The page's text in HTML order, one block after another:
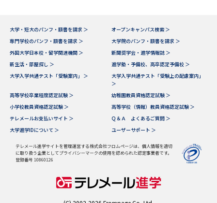
大学・短大のパンフ・願書を請求 ＞
オープンキャンパス検索 ＞
専門学校のパンフ・願書を請求 ＞
大学院のパンフ・願書を請求 ＞
外国大学日本校・留学関連機関 ＞
新聞奨学会・進学情報誌 ＞
新生活・部屋探し ＞
進学塾・予備校、高卒認定予備校 ＞
大学入学共通テスト「受験案内」 ＞
大学入学共通テスト「受験上の配慮案内」
＞
高等学校卒業程度認定試験 ＞
幼稚園教員資格認定試験 ＞
小学校教員資格認定試験 ＞
高等学校（情報）教員資格認定試験 ＞
テレメールお支払いサイト ＞
Ｑ＆Ａ よくあるご質問 ＞
大学進学IDについて ＞
ユーザーサポート ＞
テレメール進学サイトを管理運営する株式会社フロムページは、個人情報を適切
に取り扱う企業としてプライバシーマークの使用を認められた認定事業者です。
登録番号 10860126